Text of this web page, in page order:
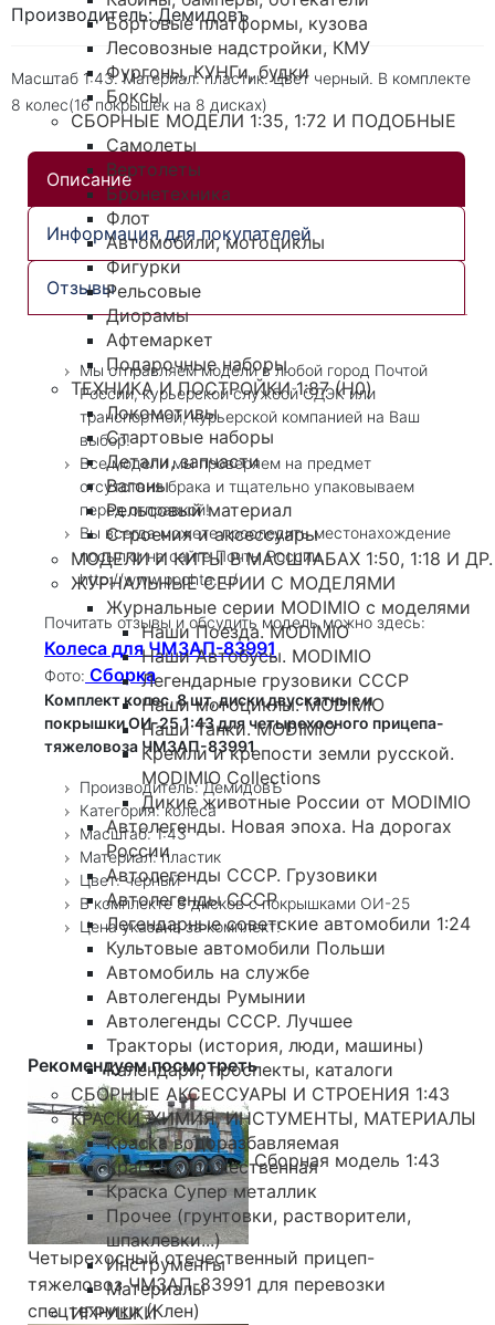
Бортовые платформы, кузова
Лесовозные надстройки, КМУ
Фургоны, КУНГи, будки
Боксы
СБОРНЫЕ МОДЕЛИ 1:35, 1:72 И ПОДОБНЫЕ
Самолеты
Вертолеты
Бронетехника
Флот
Автомобили, мотоциклы
Фигурки
Рельсовые
Диорамы
Афтемаркет
Подарочные наборы
ТЕХНИКА И ПОСТРОЙКИ 1:87 (H0)
Локомотивы
Стартовые наборы
Детали, запчасти
Вагоны
Рельсовый материал
Строения и аксессуары
МОДЕЛИ И КИТЫ В МАСШТАБАХ 1:50, 1:18 И ДР.
ЖУРНАЛЬНЫЕ СЕРИИ С МОДЕЛЯМИ
Журнальные серии MODIMIO с моделями
Наши Поезда. MODIMIO
Наши Автобусы. MODIMIO
Легендарные грузовики СССР
Наши мотоциклы. MODIMIO
Наши Танки. MODIMIO
Кремли и крепости земли русской.
MODIMIO Collections
Дикие животные России от MODIMIO
Автолегенды. Новая эпоха. На дорогах
России
Автолегенды СССР. Грузовики
Автолегенды СССР
Легендарные советские автомобили 1:24
Культовые автомобили Польши
Автомобиль на службе
Автолегенды Румынии
Автолегенды СССР. Лучшее
Тракторы (история, люди, машины)
Календари, проспекты, каталоги
СБОРНЫЕ АКСЕССУАРЫ И СТРОЕНИЯ 1:43
КРАСКИ, ХИМИЯ, ИНСТУМЕНТЫ, МАТЕРИАЛЫ
Краска водоразбавляемая
Краска художественная
Краска Супер металлик
Прочее (грунтовки, растворители,
шпаклевки...)
Инструменты
Материалы
ИГРУШКИ
Производитель: Демидовъ
Масштаб 1:43. Материал: пластик. Цвет черный. В комплекте
8 колес(16 покрышек на 8 дисках)
Описание
Информация для покупателей
Отзывы
Мы отправляем модели в любой город Почтой
России, курьерской службой СДЭК или
транспортной, курьерской компанией на Ваш
выбор!
Все модели мы проверяем на предмет
отсутствия брака и тщательно упаковываем
перед отправкой!
Вы всегда можете проследить местонахождение
посылки на сайте Почты России,
http://www.pochta.ru/
Почитать отзывы и обсудить модель можно здесь:
Колеса для ЧМЗАП-83991
Фото: Сборка
Комплект колес, 8 шт, диски двускатные и
покрышки ОИ-25 1:43 для четырехосного прицепа-
тяжеловоза ЧМЗАП-83991
Производитель: ДемидовЪ
Категория: колеса
Масштаб: 1:43
Материал: пластик
Цвет: черный
В комплекте 8 дисков с покрышками ОИ-25
Цена указана за комплект!
Рекомендуем посмотреть
Сборная модель 1:43
Четырехосный отечественный прицеп-
тяжеловоз ЧМЗАП-83991 для перевозки
спецтехники (Клен)